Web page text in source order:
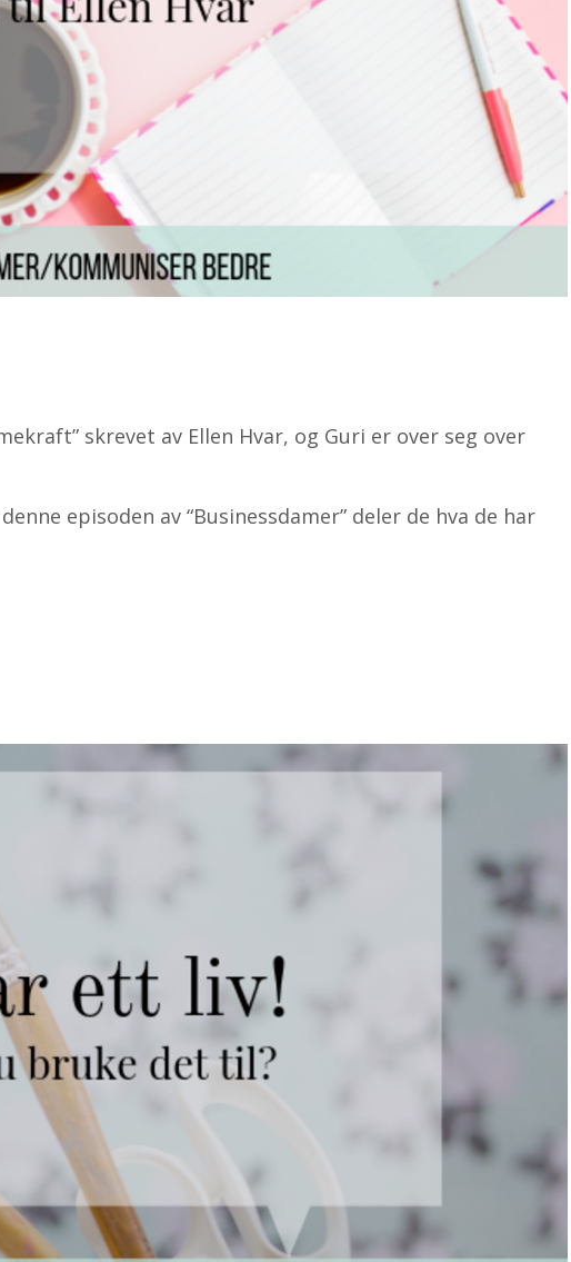
skrevet av Ellen Hvar, og Guri er over seg over
episoden av “Businessdamer” deler de hva de har